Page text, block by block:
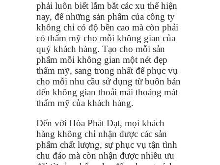
phải luôn biết lắm bắt các xu thế hiện
nay, để những sản phẩm của công ty
không chỉ có độ bền cao mà còn phải
có thẩm mỹ cho mỗi không gian của
quý khách hàng. Tạo cho mỗi sản
phẩm mỗi không gian một nét đẹp
thẩm mỹ, sang trong nhất để phục vụ
cho mỗi nhu cầu sử dụng từ buôn bán
đến không gian thoải mái thoáng mát
thẩm mỹ của khách hàng.
Đến với Hòa Phát Đạt, mọi khách
hàng không chỉ nhận được các sản
phẩm chất lượng, sự phục vụ tận tình
chu đáo mà còn nhận được nhiều ưu